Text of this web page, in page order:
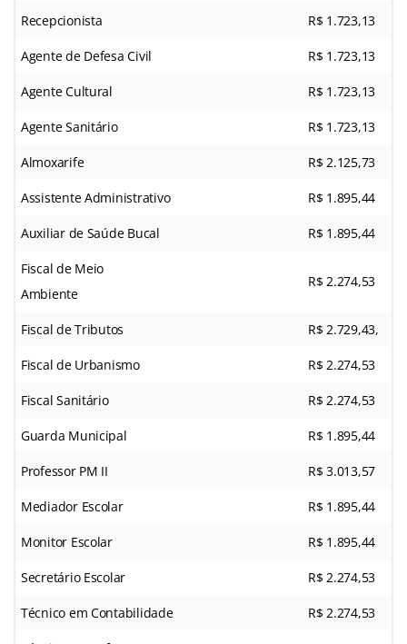
Recepcionista R$ 1.723,13
Agente de Defesa Civil R$ 1.723,13
Agente Cultural R$ 1.723,13
Agente Sanitário R$ 1.723,13
Almoxarife R$ 2.125,73
Assistente Administrativo R$ 1.895,44
Auxiliar de Saúde Bucal R$ 1.895,44
Fiscal de Meio
Ambiente
R$ 2.274,53
Fiscal de Tributos R$ 2.729,43,
Fiscal de Urbanismo R$ 2.274,53
Fiscal Sanitário R$ 2.274,53
Guarda Municipal R$ 1.895,44
Professor PM II R$ 3.013,57
Mediador Escolar R$ 1.895,44
Monitor Escolar R$ 1.895,44
Secretário Escolar R$ 2.274,53
Técnico em Contabilidade R$ 2.274,53